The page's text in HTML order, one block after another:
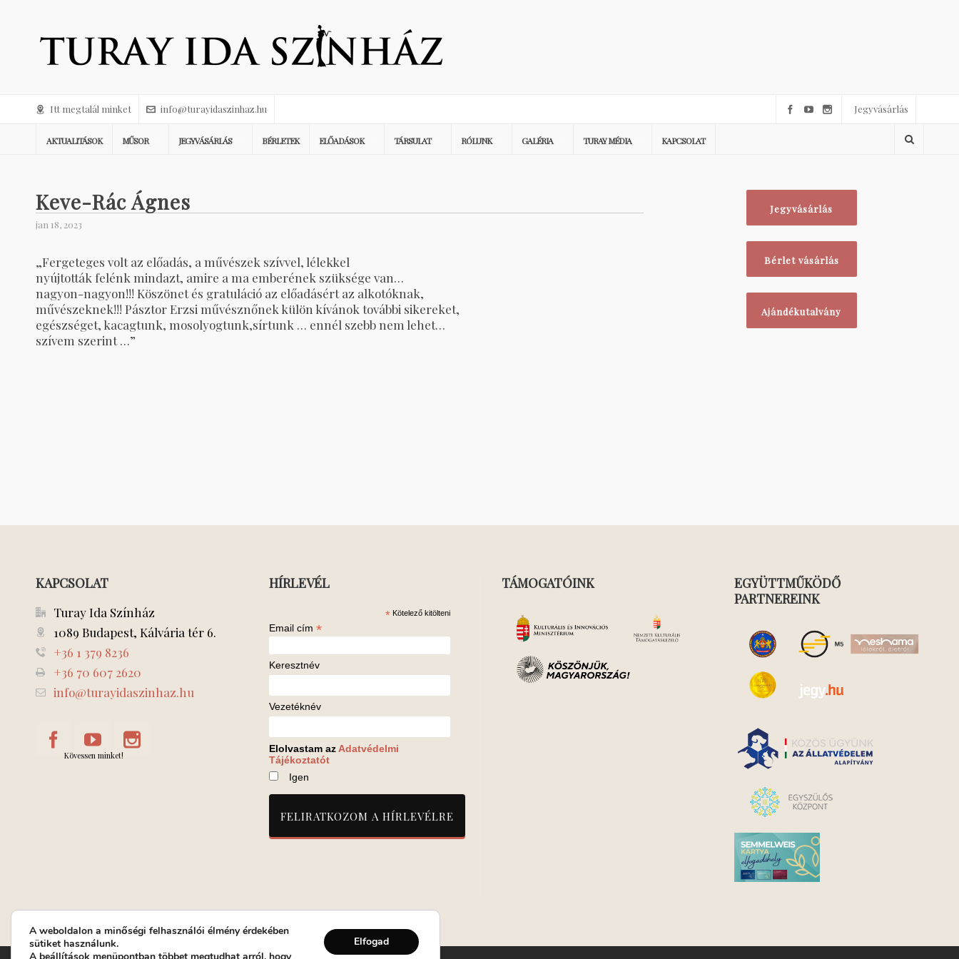
Itt megtalál minket info@turayidaszinhaz.hu Jegyvásárlás
AKTUALITÁSOK MŰSOR JEGYVÁSÁRLÁS BÉRLETEK ELŐADÁSOK TÁRSULAT RÓLUNK GALÉRIA TURAY MÉDIA KAPCSOLAT
Keve-Rác Ágnes
jan 18, 2023
„Fergeteges volt az előadás, a művészek szívvel, lélekkel
nyújtották felénk mindazt, amire a ma emberének szüksége van…
nagyon-nagyon!!! Köszönet és gratuláció az előadásért az alkotóknak,
művészeknek!!! Pásztor Erzsi művésznőnek külön kívánok további sikereket,
egészséget, kacagtunk, mosolyogtunk,sírtunk … ennél szebb nem lehet…
szívem szerint …”
Jegyvásárlás
Bérlet vásárlás
Ajándékutalvány
KAPCSOLAT
Turay Ida Színház
1089 Budapest, Kálvária tér 6.
+36 1 379 8236
+36 70 607 2620
info@turayidaszinhaz.hu
Kövessen minket!
HÍRLEVÉL
* Kötelező kitölteni
Email cím *
Keresztnév
Vezetéknév
Elolvastam az Adatvédelmi
Tájékoztatót
Igen
TÁMOGATÓINK
EGYÜTTMŰKÖDŐ
PARTNEREINK
A weboldalon a minőségi felhasználói élmény érdekében
sütiket használunk.
Elfogad